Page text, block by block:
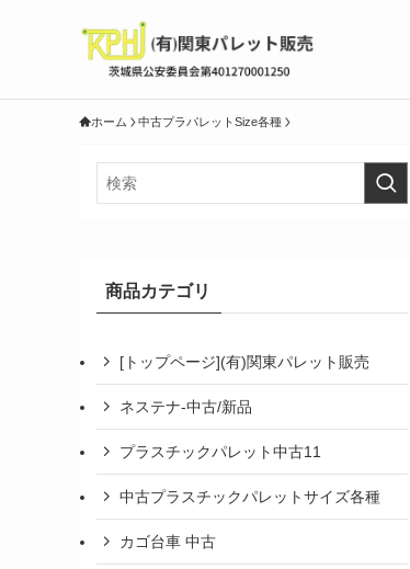
ホーム 中古プラパレットSize各種
商品カテゴリ
[トップページ](有)関東パレット販売
ネステナ-中古/新品
プラスチックパレット中古11
中古プラスチックパレットサイズ各種
カゴ台車 中古